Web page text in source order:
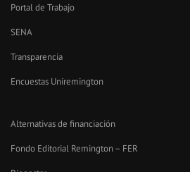
Portal de Trabajo
SENA
Transparencia
Encuestas Uniremington
Alternativas de financiación
Fondo Editorial Remington – FER